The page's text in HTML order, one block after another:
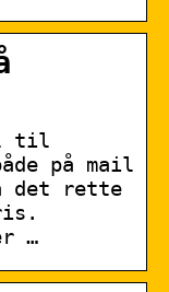
til
på mail
det rette
…